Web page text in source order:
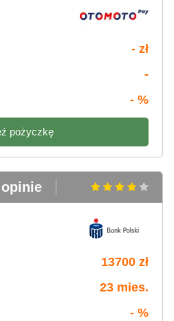
- zł
-
- %
pożyczkę
13700 zł
23 mies.
- %